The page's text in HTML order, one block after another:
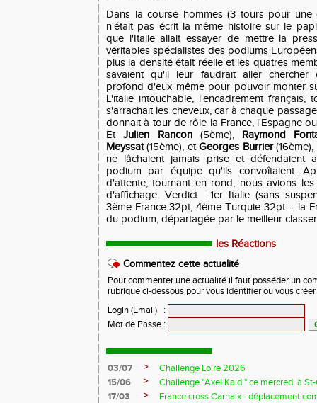
Dans la course hommes (3 tours pour une
n'était pas écrit la même histoire sur le
que l'Italie allait essayer de mettre la
véritables spécialistes des podiums
plus la densité était réelle et les quatres
savaient qu'il leur faudrait aller chercher
profond d'eux même pour pouvoir monter
L'italie intouchable, l'encadrement
s'arrachait les cheveux, car à chaque
donnait à tour de rôle la France, l'Espagne
EtJulien Rancon(5ème), Raymond
Meyssat(15ème), etGeorges Burrier(16ème),
ne lâchaient jamais prise et défendaient
podium par équipe qu'ils convoîtaient.
d'attente, tournant en rond, nous avions
d'affichage. Verdict : 1er Italie (sans
3ème France 32pt, 4ème Turquie 32pt ... la
du podium, départagée par le meilleur
les Réactions
Commentez cette actualité
Pour commenter une actualité il faut posséder un
rubrique ci-dessous pour vous identifier ou vous
Login (Email)
:
Mot de Passe :
03/07 >
Challenge Loire 2026
15/06
>
Challenge "Axel Kaidi" ce mercredi à
17/03
>
France cross Carhaix - déplacement